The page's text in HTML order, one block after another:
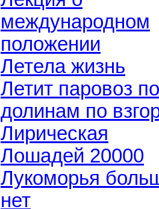
международном
положении
Летела жизнь
Летит паровоз по
долинам по
Лирическая
Лошадей 20000
Лукоморья
нет